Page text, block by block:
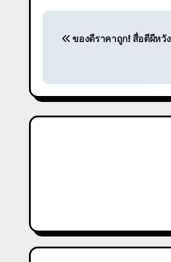
navigation
ของดีราคาถูก! สื่อตีผีหวั